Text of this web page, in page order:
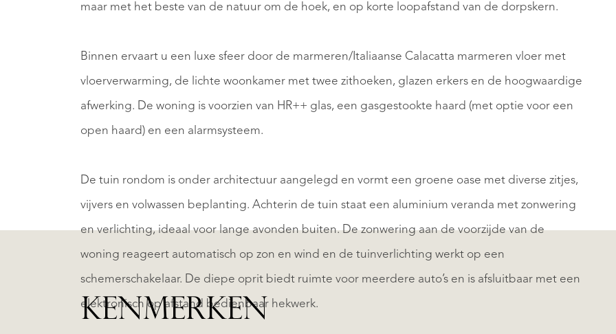
maar met het beste van de natuur om de hoek, en op korte loopafstand van de dorpskern.
Binnen ervaart u een luxe sfeer door de marmeren/Italiaanse Calacatta marmeren vloer met
vloerverwarming, de lichte woonkamer met twee zithoeken, glazen erkers en de hoogwaardige
afwerking. De woning is voorzien van HR++ glas, een gasgestookte haard (met optie voor een
open haard) en een alarmsysteem.
De tuin rondom is onder architectuur aangelegd en vormt een groene oase met diverse zitjes,
vijvers en volwassen beplanting. Achterin de tuin staat een aluminium veranda met zonwering
en verlichting, ideaal voor lange avonden buiten. De zonwering aan de voorzijde van de
woning reageert automatisch op zon en wind en de tuinverlichting werkt op een
schemerschakelaar. De diepe oprit biedt ruimte voor meerdere auto’s en is afsluitbaar met een
elektronisch op afstand bedienbaar hekwerk.
KENMERKEN